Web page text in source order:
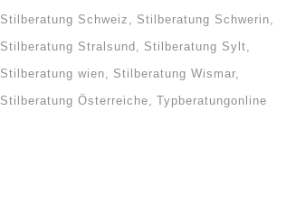
Stilberatung Schweiz
Stilberatung Schwerin
Stilberatung Stralsund
Stilberatung Sylt
Stilberatung wien
Stilberatung Wismar
Stilberatung Österreiche
Typberatungonline